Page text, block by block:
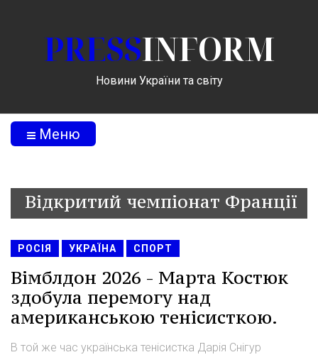
PRESSINFORM
Новини України та світу
Меню
Відкритий чемпіонат Франції
РОСІЯ УКРАЇНА СПОРТ
Вімблдон 2026 - Марта Костюк
здобула перемогу над
американською тенісисткою.
В той же час українська тенісистка Дарія Снігур